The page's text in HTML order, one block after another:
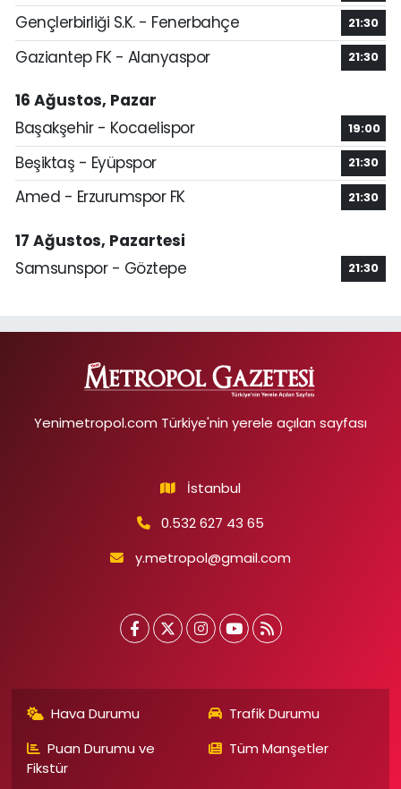
Gençlerbirliği S.K. - Fenerbahçe 21:30
Gaziantep FK - Alanyaspor 21:30
16 Ağustos, Pazar
Başakşehir - Kocaelispor
19:00
Beşiktaş - Eyüpspor 21:30
Amed - Erzurumspor FK 21:30
17 Ağustos, Pazartesi
Samsunspor - Göztepe
21:30
Yenimetropol.com Türkiye'nin yerele açılan sayfası
İstanbul
0.532 627 43 65
y.metropol@gmail.com
Hava Durumu
Trafik Durumu
Puan Durumu ve
Fikstür
Tüm Manşetler